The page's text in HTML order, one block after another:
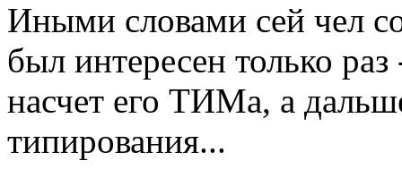
Иными словами сей чел
был интересен только
насчет его ТИМа, а
типирования...